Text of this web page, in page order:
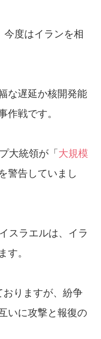
今度はイランを相
な遅延か核開発能
作戦です。
大統領が「 大規模
警告していまし
スラエルは、イラ
す。
りますが、紛争
いに攻撃と報復の